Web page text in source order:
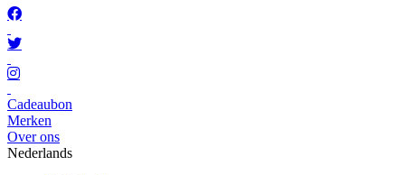
Cadeaubon
Merken
Over ons
Nederlands